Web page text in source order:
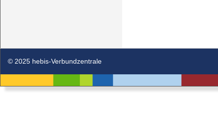
© 2025 hebis-Verbundzentrale